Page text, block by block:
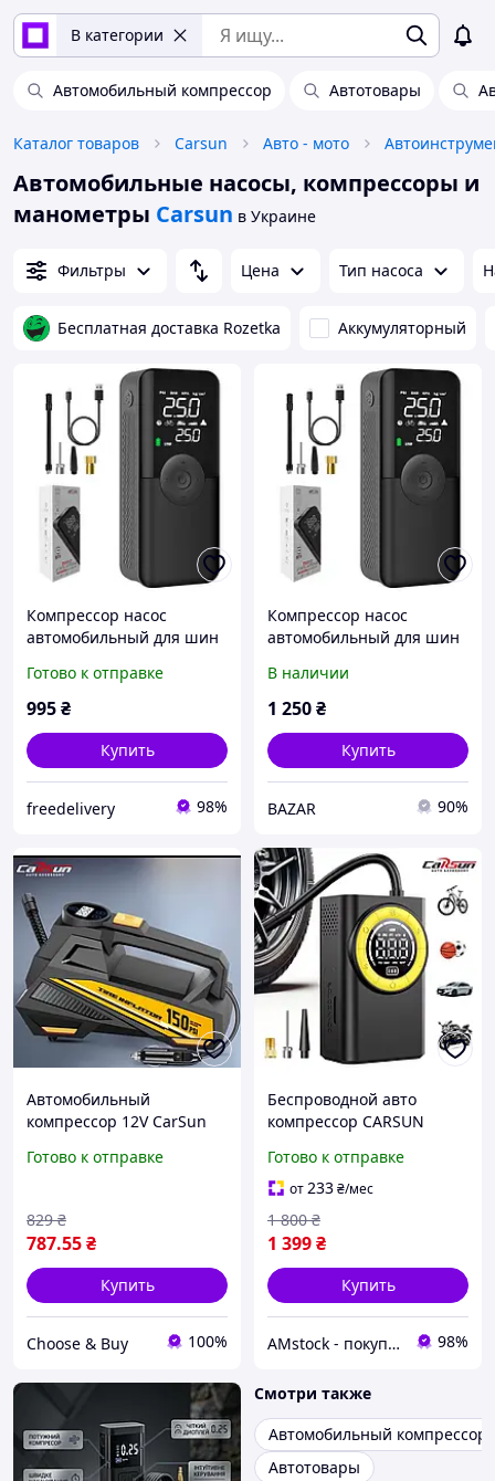
В категории
Автомобильный компрессор Автотовары
Каталог товаров Carsun Авто - мото
Автомобильные насосы, компрессоры и
манометры Carsun в Украине
Фильтры Цена Тип насоса
Бесплатная доставка Rozetka Аккумуляторный
Компрессор насос
автомобильный для шин
T3106-1S
Готово к отправке
995₴
Купить
freedelivery 98%
Компрессор насос
автомобильный для шин
T3106-1S
В наличии
1 250₴
Купить
BAZAR 90%
Автомобильный
компрессор 12V CarSun
дисплеем и LED-фонарем
Готово к отправке
787.55₴
829 ₴
Купить
Сhoose & Buy 100%
Беспроводной авто
компрессор CARSUN
Готово к отправке
от233₴/мес
1 399₴
1 800 ₴
Купить
AMstock - покупки, що приносять задоволення! 98%
Смотри также
Автомобильный компрессор
Автотовары